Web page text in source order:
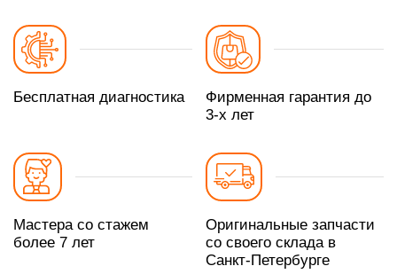
Бесплатная диагностика
Фирменная гарантия до
3-х лет
Мастера со стажем
более 7 лет
Оригинальные запчасти
со своего склада в
Санкт-Петербурге